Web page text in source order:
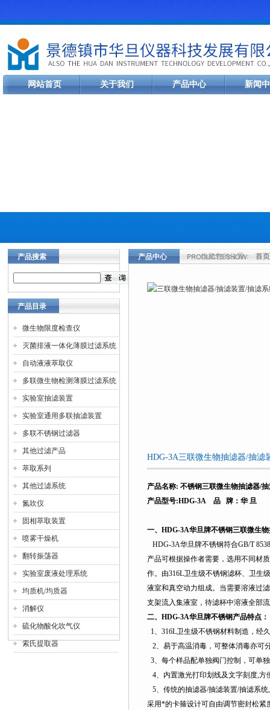
网站首页 关于我们 产品中心 新闻
产品搜索
产品目录
微生物限度检查仪
灭菌排液一体化薄膜过滤系统
自动液液萃取仪
多联微生物检测薄膜过滤系统
实验室抽滤装置
实验室通用多联抽滤装置
多联不锈钢过滤器
其他过滤产品
萃取系列
其他过滤系统
氮吹仪
固相萃取装置
喷雾干燥机
翻转振荡器
实验室废液处理系统
均质机/均质器
消解仪
硫化物酸化吹气仪
索氏提取器
产品中心 当前您的位置： 首页
HDG-3A三联微生物抽滤器/抽滤
产品名称: 不锈钢三联微生物抽滤器/
产品型号:HDG-3A 品 牌：华 旦
一、 HDG-3A华旦牌不锈钢三联微生
HDG-3A华旦牌不锈钢符合GB/T
产品可根据操作者需要，选用不同材
作。由316L卫生级不锈钢滤杯、卫生
液室和真空动力组成。当需要溶液过
支架流入集液室，待滤杯中溶液全部
二、 HDG-3A华旦牌不锈钢产品特点：
1、 316L卫生级不锈钢材料制造，经
2、易于高温消毒，可整体消毒亦可
3、每个样品配单独阀门控制，可单
4、内置激光打印划线及文字刻度,方
5、传统的抽滤器/抽滤装置/抽滤系
采用*的卡箍设计可自由调节密封松